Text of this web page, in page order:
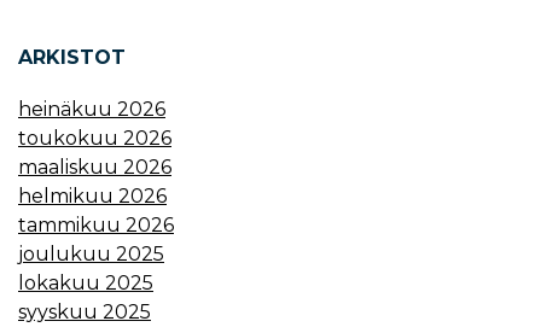
ARKISTOT
heinäkuu 2026
toukokuu 2026
maaliskuu 2026
helmikuu 2026
tammikuu 2026
joulukuu 2025
lokakuu 2025
syyskuu 2025